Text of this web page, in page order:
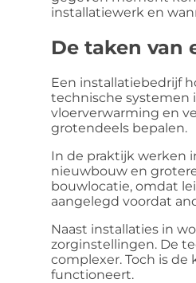
installatiewerk en
De taken van
Een installatiebedrijf
technische systemen
vloerverwarming en
grotendeels bepalen.
In de praktijk werken
nieuwbouw en
bouwlocatie, omdat
aangelegd voordat
Naast installaties in
zorginstellingen. De
complexer. Toch is
functioneert.